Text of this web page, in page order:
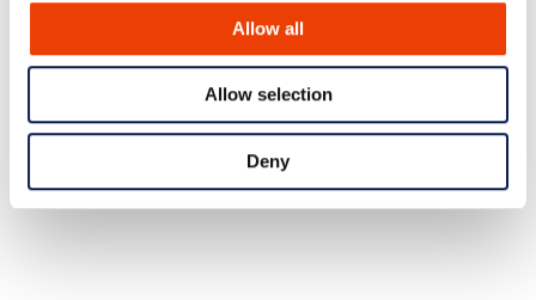
Allow all
Allow selection
Deny